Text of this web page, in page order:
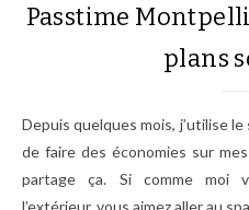
Passtime
plans
Depuis quelques mois, j’utilise le service Passtime, qui me permet
de faire des économies sur
partage ça. Si comme moi
l’extérieur, vous aimez aller au